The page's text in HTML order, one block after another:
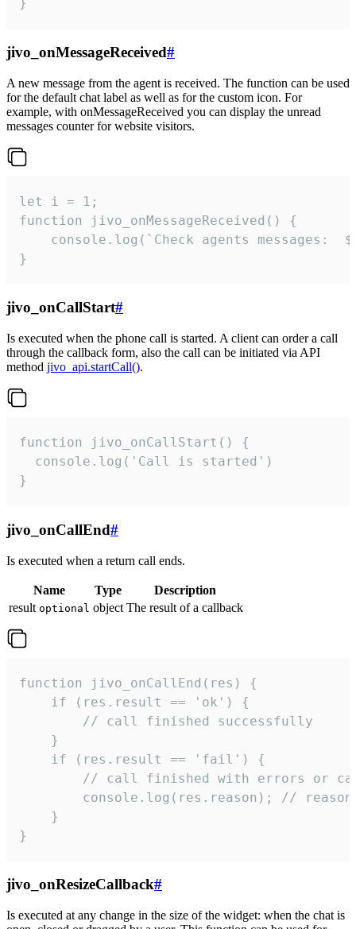
jivo_onMessageReceived#
A new message from the agent is received. The function can be used
for the default chat label as well as for the custom icon. For
example, with onMessageReceived you can display the unread
messages counter for website visitors.
let i = 1;
function jivo_onMessageReceived() {
}
jivo_onCallStart#
Is executed when the phone call is started. A client can order a call
through the callback form, also the call can be initiated via API
method jivo_api.startCall().
function jivo_onCallStart() {
  console.log('Call is started')
}
jivo_onCallEnd#
Is executed when a return call ends.
Name Type
Description
result optional object The result of a callback
function jivo_onCallEnd(res) {
    if (res.result == 'ok') {
        // call finished successfully
    }
    if (res.result == 'fail') {
// call finished with errors or
console.log(res.reason); //
    }
}
jivo_onResizeCallback#
Is executed at any change in the size of the widget: when the chat is